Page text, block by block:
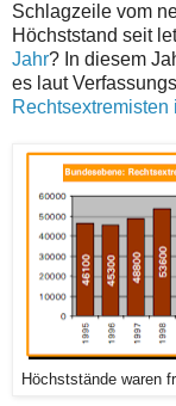
Schlagzeile vom
Höchststand seit
Jahr? In diesem
es laut
Rechtsextremisten
Höchststände waren